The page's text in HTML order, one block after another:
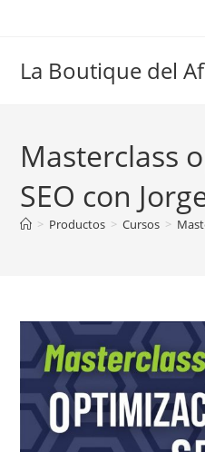
La Boutique del
Masterclass
SEO con
> Productos > Cursos >